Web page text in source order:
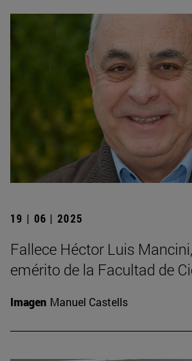
19 | 06 | 2025
Fallece Héctor Luis
emérito de la Facultad de
Imagen Manuel Castells